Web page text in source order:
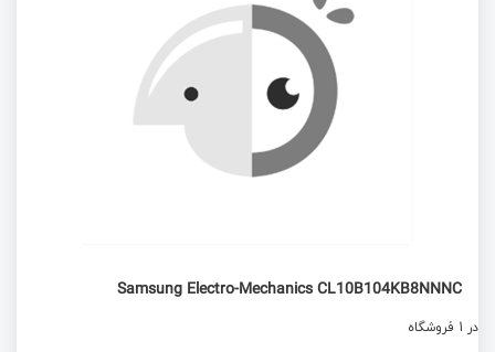
Samsung Electro-Mechanics CL10B104KB8NNNC
در 1 فروشگاه